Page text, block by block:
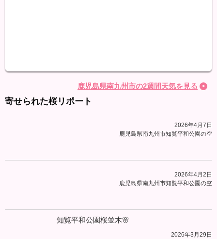
鹿児島県南九州市の2週間天気を見る
寄せられた桜リポート
2026年4月7日
鹿児島県南九州市知覧平和公園の空
2026年4月2日
鹿児島県南九州市知覧平和公園の空
知覧平和公園桜並木🌸
2026年3月29日